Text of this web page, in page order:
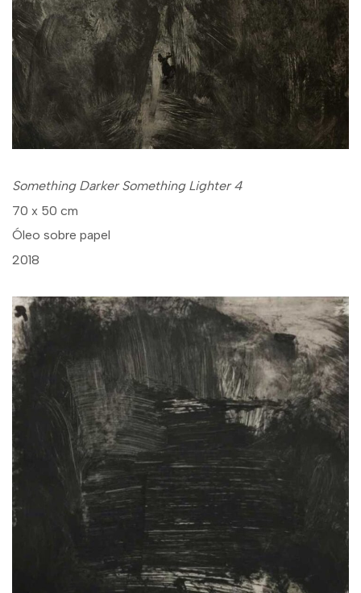
Something Darker Something Lighter 4
70 x 50 cm
Óleo sobre papel
2018